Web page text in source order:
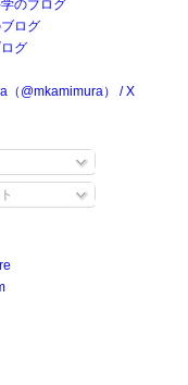
のブログ
ログ
グ
（@mkamimura） / X